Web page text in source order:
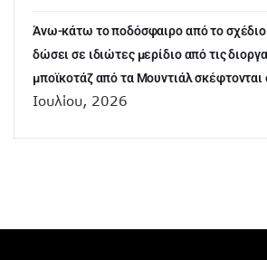
Άνω-κάτω το ποδόσφαιρο από το σχέδιο
δώσει σε ιδιώτες μερίδιο από τις
μποϊκοτάζ από τα Μουντιάλ σκέφτονται
Ιουλίου, 2026